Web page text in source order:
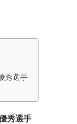
秀選手
秀選手